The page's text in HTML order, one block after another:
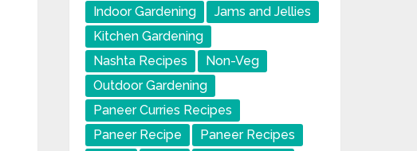
Indoor Gardening
Jams and Jellies
Kitchen Gardening
Nashta Recipes
Non-Veg
Outdoor Gardening
Paneer Curries Recipes
Paneer Recipe
Paneer Recipes